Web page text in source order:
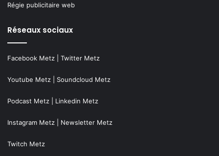
Régie publicitaire web
Réseaux sociaux
Facebook Metz Twitter Metz
Youtube Metz Soundcloud Metz
Podcast Metz Linkedin Metz
Instagram Metz Newsletter Metz
Twitch Metz